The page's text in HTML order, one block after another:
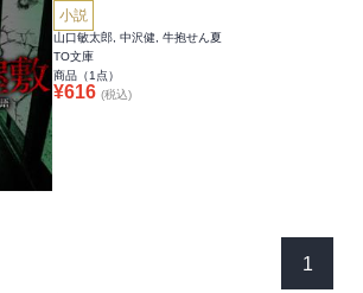
小説
山口敏太郎, 中沢健, 牛抱せん夏
TO文庫
商品（1 点）
¥616 (税込)
1